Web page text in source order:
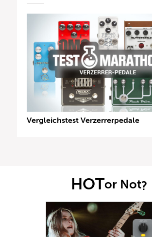
Vergleichstest Verzerrerpedale
HOTor Not?